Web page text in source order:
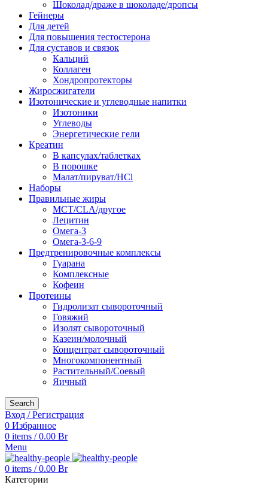
Шоколад/драже в шоколаде/дропсы
Гейнеры
Для детей
Для повышения тестостерона
Для суставов и связок
Кальций
Коллаген
Хондропротекторы
Жиросжигатели
Изотонические и углеводные напитки
Изотоники
Углеводы
Энергетические гели
Креатин
В капсулах/таблетках
В порошке
Малат/пируват/HCl
Наборы
Правильные жиры
MCT/CLA/другое
Лецитин
Омега-3
Омега-3-6-9
Предтренировочные комплексы
Гуарана
Комплексные
Кофеин
Протеины
Гидролизат сывороточный
Говяжий
Изолят сывороточный
Казеин/молочный
Концентрат сывороточный
Многокомпонентный
Растительный/Соевый
Яичный
Search
Вход / Регистрация
0 Избранное
0 items / 0.00 Br
Menu
0 items / 0.00 Br
Категории